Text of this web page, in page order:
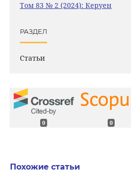
Том 83 № 2 (2024): Керуен
РАЗДЕЛ
Статьи
0 0
Похожие статьи